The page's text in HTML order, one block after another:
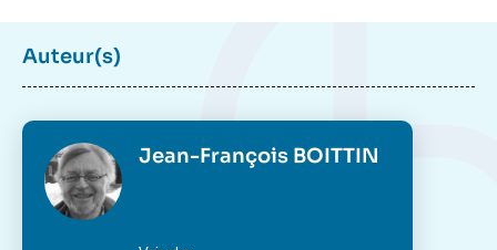
Auteur(s)
Photo Jean-François BOITTIN